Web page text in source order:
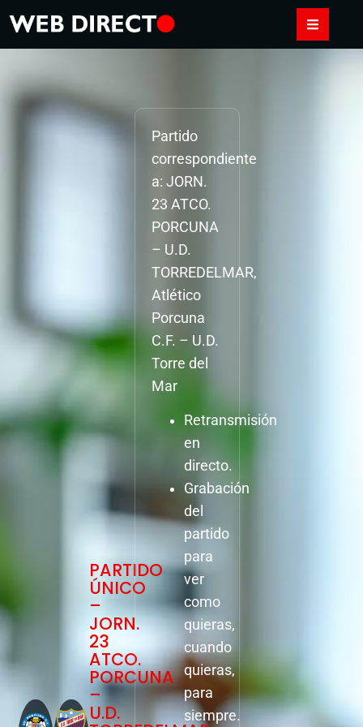
PARTIDO
ÚNICO
–
JORN.
23
ATCO.
PORCUNA
–
U.D.
Partido
correspondiente
a: JORN.
23 ATCO.
PORCUNA
– U.D.
TORREDELMAR,
Atlético
Porcuna
C.F. – U.D.
Torre del
Mar
Retransmisión
en
directo.
Grabación
del
partido
para
ver
como
quieras,
cuando
quieras,
para
siempre.